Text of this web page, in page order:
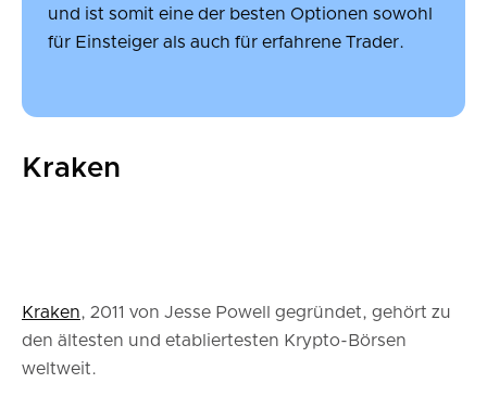
und ist somit eine der besten Optionen sowohl
für Einsteiger als auch für erfahrene Trader.
Kraken
Kraken, 2011 von Jesse Powell gegründet, gehört zu
den ältesten und etabliertesten Krypto-Börsen
weltweit.